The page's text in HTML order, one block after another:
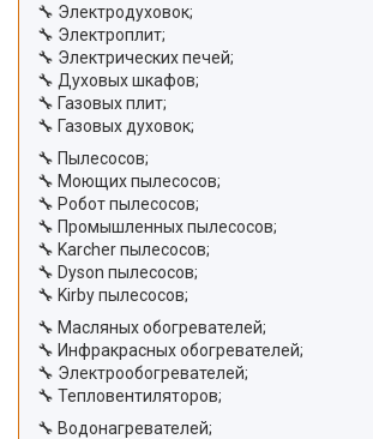
🔧 Электродуховок;
🔧 Электроплит;
🔧 Электрических печей;
🔧 Духовых шкафов;
🔧 Газовых плит;
🔧 Газовых духовок;
🔧 Пылесосов;
🔧 Моющих пылесосов;
🔧 Робот пылесосов;
🔧 Промышленных пылесосов;
🔧 Karcher пылесосов;
🔧 Dyson пылесосов;
🔧 Kirby пылесосов;
🔧 Масляных обогревателей;
🔧 Инфракрасных обогревателей;
🔧 Электрообогревателей;
🔧 Тепловентиляторов;
🔧 Водонагревателей;